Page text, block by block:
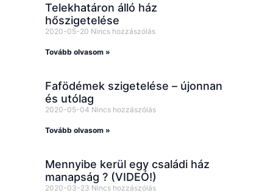
Telekhatáron álló ház
hőszigetelése
2020-05-20 Nincs hozzászólás
Tovább olvasom »
Fafödémek szigetelése – újonnan
és utólag
2020-05-04 Nincs hozzászólás
Tovább olvasom »
Mennyibe kerül egy családi ház
manapság ? (VIDEÓ!)
2020-03-23 Nincs hozzászólás